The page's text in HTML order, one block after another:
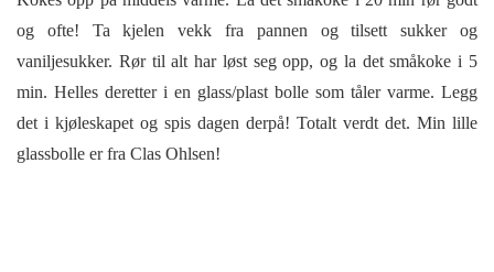
og ofte! Ta kjelen vekk fra pannen og tilsett sukker og
vaniljesukker. Rør til alt har løst seg opp, og la det småkoke i 5
min. Helles deretter i en glass/plast bolle som tåler varme. Legg
det i kjøleskapet og spis dagen derpå! Totalt verdt det. Min lille
glassbolle er fra Clas Ohlsen!